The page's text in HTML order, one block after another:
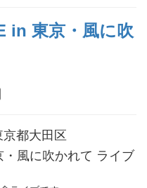
in 東京・風に吹
都大田区
風に吹かれて ライブ